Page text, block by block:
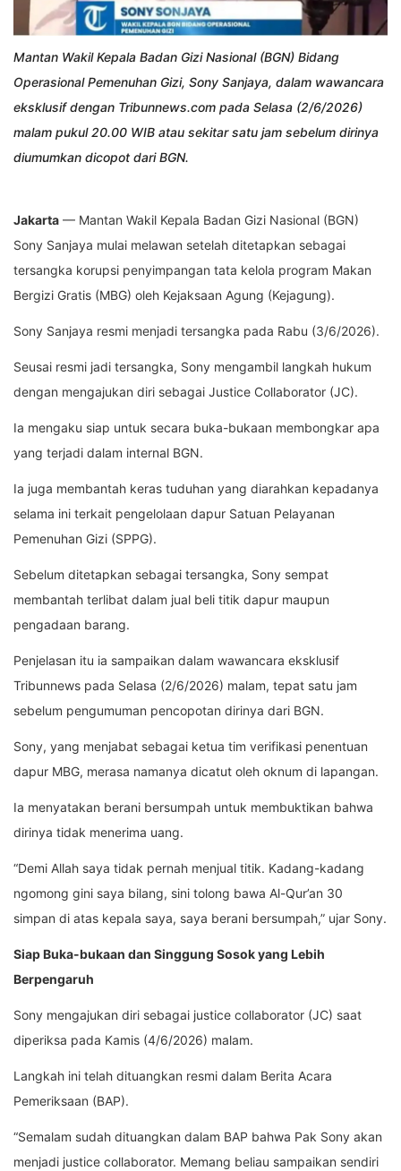
Mantan Wakil Kepala Badan Gizi Nasional (BGN) Bidang
Operasional Pemenuhan Gizi, Sony Sanjaya, dalam wawancara
eksklusif dengan Tribunnews.com pada Selasa (2/6/2026)
malam pukul 20.00 WIB atau sekitar satu jam sebelum dirinya
diumumkan dicopot dari BGN.
Jakarta — Mantan Wakil Kepala Badan Gizi Nasional (BGN)
Sony Sanjaya mulai melawan setelah ditetapkan sebagai
tersangka korupsi penyimpangan tata kelola program Makan
Bergizi Gratis (MBG) oleh Kejaksaan Agung (Kejagung).
Sony Sanjaya resmi menjadi tersangka pada Rabu (3/6/2026).
Seusai resmi jadi tersangka, Sony mengambil langkah hukum
dengan mengajukan diri sebagai Justice Collaborator (JC).
Ia mengaku siap untuk secara buka-bukaan membongkar apa
yang terjadi dalam internal BGN.
Ia juga membantah keras tuduhan yang diarahkan kepadanya
selama ini terkait pengelolaan dapur Satuan Pelayanan
Pemenuhan Gizi (SPPG).
Sebelum ditetapkan sebagai tersangka, Sony sempat
membantah terlibat dalam jual beli titik dapur maupun
pengadaan barang.
Penjelasan itu ia sampaikan dalam wawancara eksklusif
Tribunnews pada Selasa (2/6/2026) malam, tepat satu jam
sebelum pengumuman pencopotan dirinya dari BGN.
Sony, yang menjabat sebagai ketua tim verifikasi penentuan
dapur MBG, merasa namanya dicatut oleh oknum di lapangan.
Ia menyatakan berani bersumpah untuk membuktikan bahwa
dirinya tidak menerima uang.
“Demi Allah saya tidak pernah menjual titik. Kadang-kadang
ngomong gini saya bilang, sini tolong bawa Al-Qur’an 30
simpan di atas kepala saya, saya berani bersumpah,” ujar Sony.
Siap Buka-bukaan dan Singgung Sosok yang Lebih
Berpengaruh
Sony mengajukan diri sebagai justice collaborator (JC) saat
diperiksa pada Kamis (4/6/2026) malam.
Langkah ini telah dituangkan resmi dalam Berita Acara
Pemeriksaan (BAP).
“Semalam sudah dituangkan dalam BAP bahwa Pak Sony akan
menjadi justice collaborator. Memang beliau sampaikan sendiri